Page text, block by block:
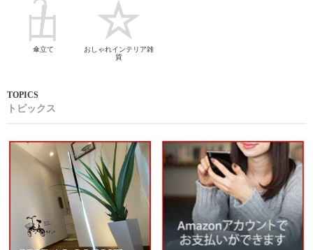
傘立て
おしゃれインテリア雑
貨
トピックス